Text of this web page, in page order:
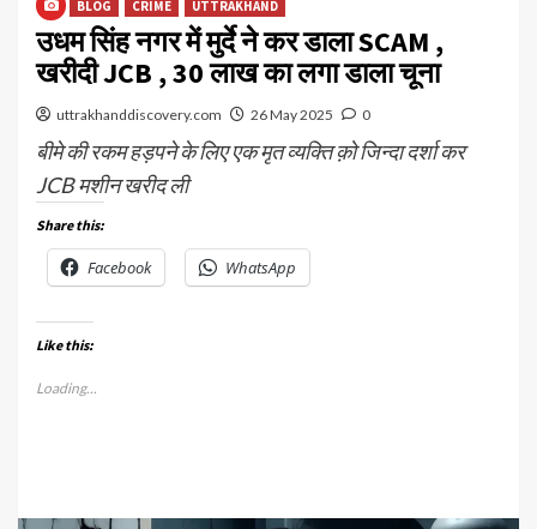
BLOG CRIME UTTRAKHAND
उधम सिंह नगर में मुर्दे ने कर डाला SCAM ,
खरीदी JCB , 30 लाख का लगा डाला चूना
uttrakhanddiscovery.com 26 May 2025 0
बीमे की रकम हड़पने के लिए एक मृत व्यक्ति क़ो जिन्दा दर्शा कर
JCB मशीन खरीद ली
Share this:
Facebook WhatsApp
Like this:
Loading...